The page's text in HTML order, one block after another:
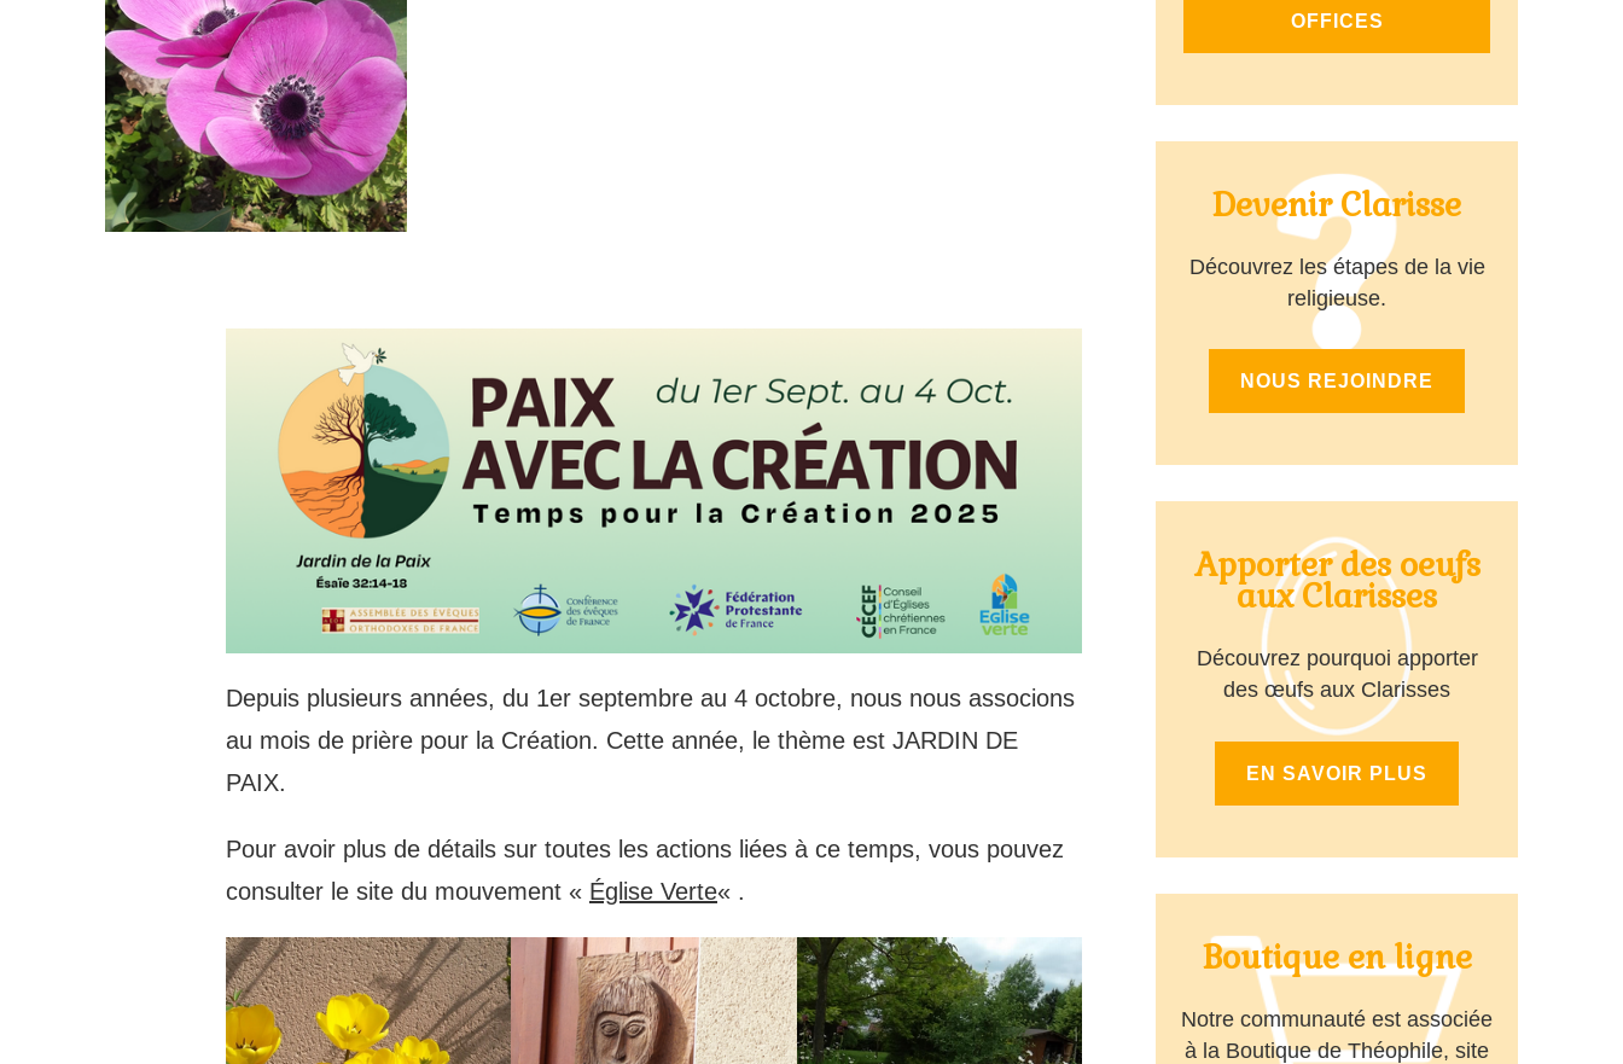
Depuis plusieurs années, du 1er septembre au 4 octobre, nous nous associons
au mois de prière pour la Création. Cette année, le thème est JARDIN DE
PAIX.
Pour avoir plus de détails sur toutes les actions liées à ce temps, vous pouvez
consulter le site du mouvement « Église Verte« .
OFFICES
Devenir Clarisse
Découvrez les étapes de la vie
religieuse.
NOUS REJOINDRE
Apporter des oeufs
aux Clarisses
Découvrez pourquoi apporter
des œufs aux Clarisses
EN SAVOIR PLUS
Boutique en ligne
Notre communauté est associée
à la Boutique de Théophile, site